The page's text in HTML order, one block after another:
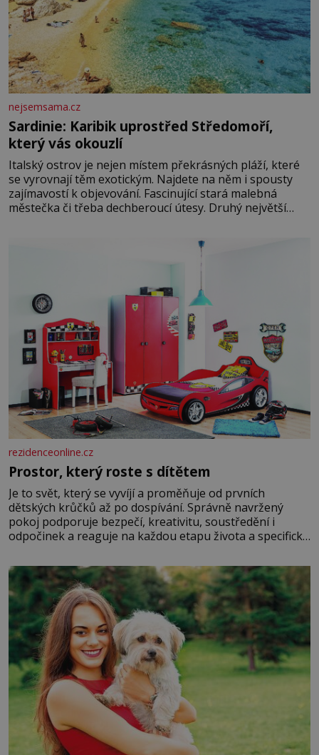
nejsemsama.cz
Sardinie: Karibik uprostřed Středomoří,
který vás okouzlí
Italský ostrov je nejen místem překrásných pláží, které
se vyrovnají těm exotickým. Najdete na něm i spousty
zajímavostí k objevování. Fascinující stará malebná
městečka či třeba dechberoucí útesy. Druhý největší
bohatou historií i luxusem.Zjistěte,
rezidenceonline.cz
Prostor, který roste s dítětem
Je to svět, který se vyvíjí a proměňuje od prvních
dětských krůčků až po dospívání. Správně navržený
pokoj podporuje bezpečí, kreativitu, soustředění i
odpočinek a reaguje na každou etapu života a specifické
měkkost a bezpečí, proto by pokoj miminka měl působit
především klidně a útulně. Předškolní věk je